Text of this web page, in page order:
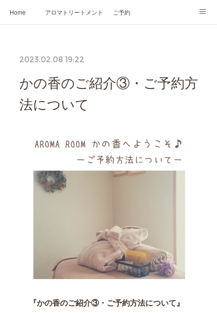
Home アロマトリートメント ご予約
プロフィール
2023.02.08 19:22
かの香のご紹介③・ご予約方
法について
『かの香のご紹介③・ご予約方法について』